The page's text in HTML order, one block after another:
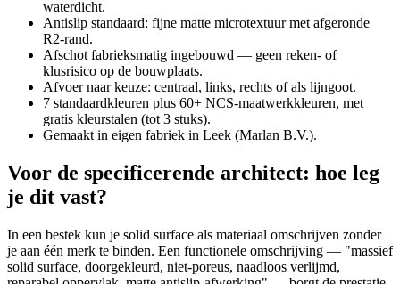
waterdicht.
Antislip standaard: fijne matte microtextuur met afgeronde
R2-rand.
Afschot fabrieksmatig ingebouwd — geen reken- of
klusrisico op de bouwplaats.
Afvoer naar keuze: centraal, links, rechts of als lijngoot.
7 standaardkleuren plus 60+ NCS-maatwerkkleuren, met
gratis kleurstalen (tot 3 stuks).
Gemaakt in eigen fabriek in Leek (Marlan B.V.).
Voor de specificerende architect: hoe leg
je dit vast?
In een bestek kun je solid surface als materiaal omschrijven zonder
je aan één merk te binden. Een functionele omschrijving — "massief
solid surface, doorgekleurd, niet-poreus, naadloos verlijmd,